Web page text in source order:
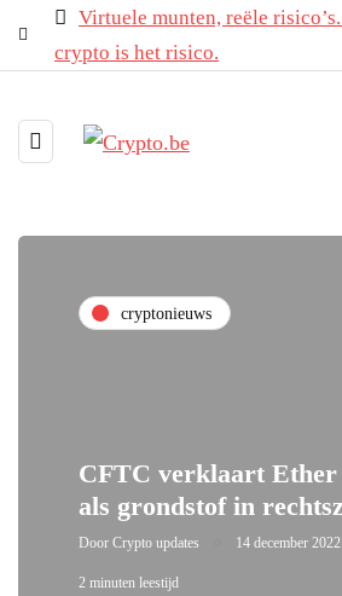
Virtuele munten, reële
crypto is het risico.
cryptonieuws
CFTC verklaart Ether
als grondstof in
Door Crypto updates 14 december 2022
2 minuten leestijd